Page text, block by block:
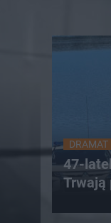
DRAMAT
47-
Trwają